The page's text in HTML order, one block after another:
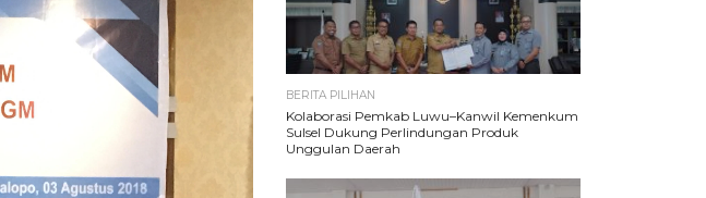
BERITA PILIHAN
Kolaborasi Pemkab Luwu–Kanwil Kemenkum
Sulsel Dukung Perlindungan Produk
Unggulan Daerah